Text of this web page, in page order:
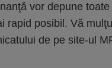
vor depune
rapid posibil. Vă
de pe site-ul